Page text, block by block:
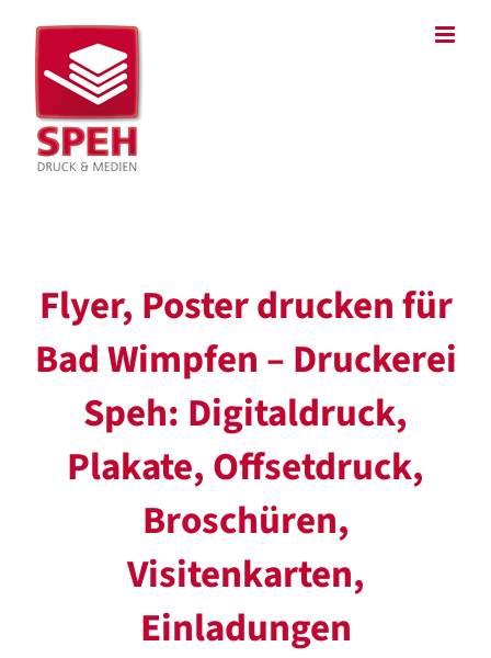
Inhalt
springen
Flyer, Poster drucken für
Bad Wimpfen – Druckerei
Speh: Digitaldruck,
Plakate, Offsetdruck,
Broschüren,
Visitenkarten,
Einladungen